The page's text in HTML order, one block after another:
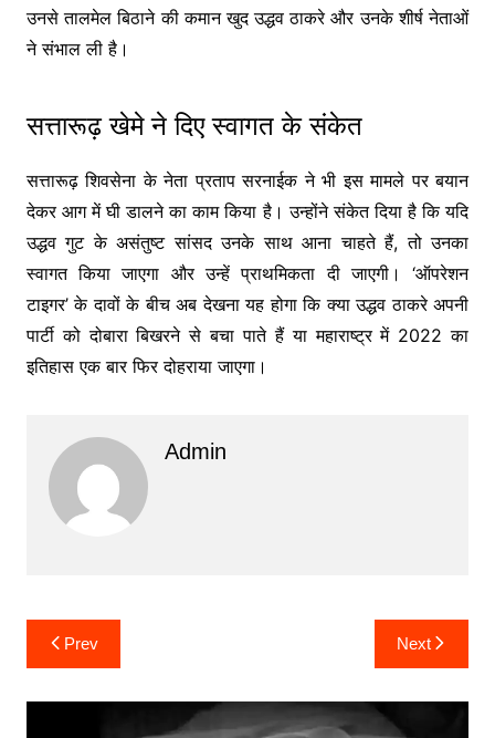
उनसे तालमेल बिठाने की कमान खुद उद्धव ठाकरे और उनके शीर्ष नेताओं
ने संभाल ली है।
सत्तारूढ़ खेमे ने दिए स्वागत के संकेत
सत्तारूढ़ शिवसेना के नेता प्रताप सरनाईक ने भी इस मामले पर बयान
देकर आग में घी डालने का काम किया है। उन्होंने संकेत दिया है कि यदि
उद्धव गुट के असंतुष्ट सांसद उनके साथ आना चाहते हैं, तो उनका
स्वागत किया जाएगा और उन्हें प्राथमिकता दी जाएगी। ‘ऑपरेशन
टाइगर’ के दावों के बीच अब देखना यह होगा कि क्या उद्धव ठाकरे अपनी
पार्टी को दोबारा बिखरने से बचा पाते हैं या महाराष्ट्र में 2022 का
इतिहास एक बार फिर दोहराया जाएगा।
Admin
Post
navigation
Prev Next